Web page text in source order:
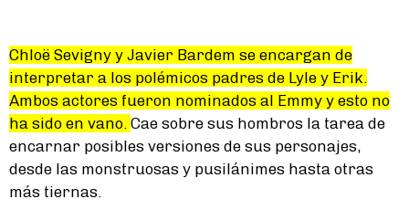
Chloë Sevigny y Javier Bardem se encargan de
interpretar a los polémicos padres de Lyle y Erik.
Ambos actores fueron nominados al Emmy y esto no
ha sido en vano. Cae sobre sus hombros la tarea de
encarnar posibles versiones de sus personajes,
desde las monstruosas y pusilánimes hasta otras
más tiernas.